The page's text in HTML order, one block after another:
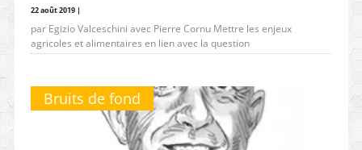
22 août 2019 |
par Egizio Valceschini avec Pierre Cornu Mettre les enjeux
agricoles et alimentaires en lien avec la question
environnementale semble aujourd’hui
Bruits de fond